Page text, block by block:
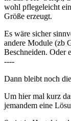
wohl pflegeleicht
Größe erzeugt.
Es wäre sicher
andere Module (zb
Beschneiden. Oder
----
Dann bleibt noch
Um hier mal kurz
jemandem eine